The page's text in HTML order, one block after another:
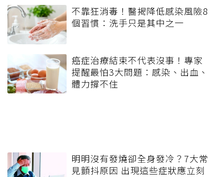
不靠狂消毒！醫揭降低感染風險8
個習慣：洗手只是其中之一
癌症治療結束不代表沒事！專家
提醒最怕3大問題：感染、出血、
體力撐不住
明明沒有發燒卻全身發冷？7大常
見顫抖原因 出現這些症狀應立刻